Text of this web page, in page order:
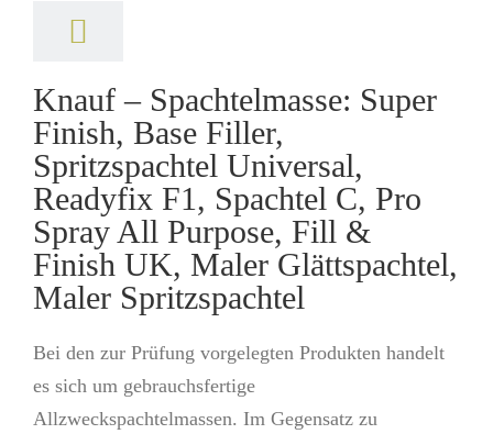
Knauf – Spachtelmasse: Super
Finish, Base Filler,
Spritzspachtel Universal,
Readyfix F1, Spachtel C, Pro
Spray All Purpose, Fill &
Finish UK, Maler Glättspachtel,
Maler Spritzspachtel
Bei den zur Prüfung vorgelegten Produkten handelt
es sich um gebrauchsfertige
Allzweckspachtelmassen. Im Gegensatz zu